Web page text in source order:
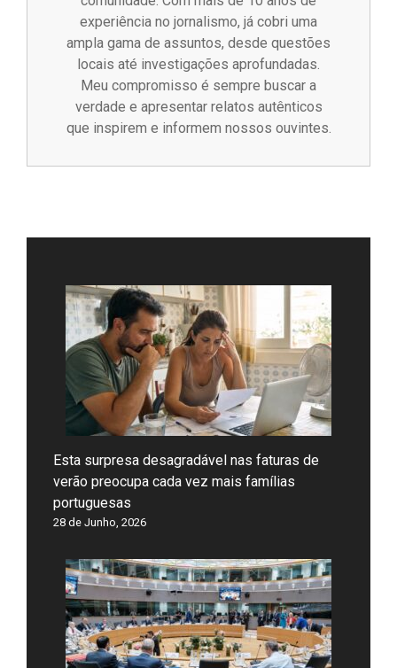
experiência no jornalismo, já cobri uma
ampla gama de assuntos, desde questões
locais até investigações aprofundadas.
Meu compromisso é sempre buscar a
verdade e apresentar relatos autênticos
que inspirem e informem nossos ouvintes.
Esta surpresa desagradável nas faturas de
verão preocupa cada vez mais famílias
portuguesas
28 de Junho, 2026